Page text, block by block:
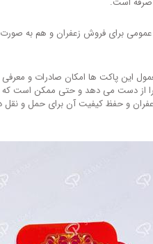
برای فروش زعفران و هم به
این پاکت ها امکان صادرات و
از دست می دهد و حتی ممکن است که
و حفظ کیفیت آن برای حمل و نقل